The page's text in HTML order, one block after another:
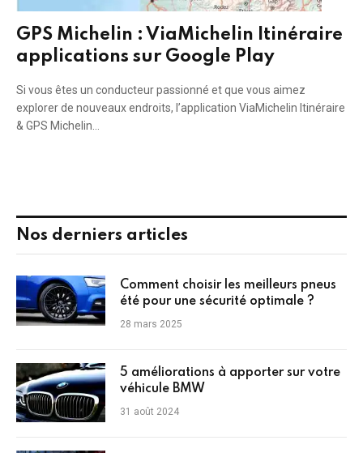
GPS Michelin : ViaMichelin Itinéraire
applications sur Google Play
Si vous êtes un conducteur passionné et que vous aimez
explorer de nouveaux endroits, l’application ViaMichelin Itinéraire
& GPS Michelin…
Nos derniers articles
Comment choisir les meilleurs pneus
été pour une sécurité optimale ?
28 mars 2025
5 améliorations à apporter sur votre
véhicule BMW
31 août 2024